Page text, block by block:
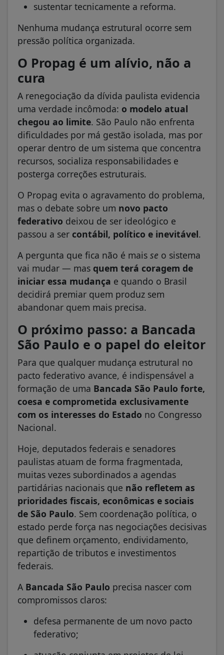
sustentar tecnicamente a reforma.
Nenhuma mudança estrutural ocorre sem
pressão política organizada.
O Propag é um alívio, não a
cura
A renegociação da dívida paulista evidencia
uma verdade incômoda: o modelo atual
chegou ao limite. São Paulo não enfrenta
dificuldades por má gestão isolada, mas por
operar dentro de um sistema que concentra
recursos, socializa responsabilidades e
posterga correções estruturais.
O Propag evita o agravamento do problema,
mas o debate sobre um novo pacto
federativo deixou de ser ideológico e
passou a ser contábil, político e inevitável.
A pergunta que fica não é mais se o sistema
vai mudar — mas quem terá coragem de
iniciar essa mudança e quando o Brasil
decidirá premiar quem produz sem
abandonar quem mais precisa.
O próximo passo: a Bancada
São Paulo e o papel do eleitor
Para que qualquer mudança estrutural no
pacto federativo avance, é indispensável a
formação de uma Bancada São Paulo forte,
coesa e comprometida exclusivamente
com os interesses do Estado no Congresso
Nacional.
Hoje, deputados federais e senadores
paulistas atuam de forma fragmentada,
muitas vezes subordinados a agendas
partidárias nacionais que não refletem as
prioridades fiscais, econômicas e sociais
de São Paulo. Sem coordenação política, o
estado perde força nas negociações decisivas
que definem orçamento, endividamento,
repartição de tributos e investimentos
federais.
A Bancada São Paulo precisa nascer com
compromissos claros:
defesa permanente de um novo pacto
federativo;